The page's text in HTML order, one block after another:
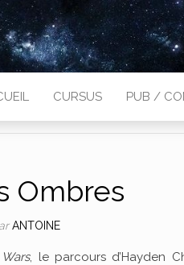
CURSUS PUB /
Ombres
ANTOINE
, le parcours d’Hayden